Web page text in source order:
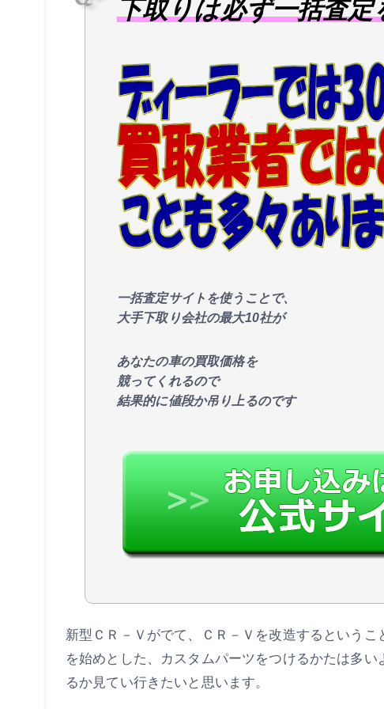
下取りは必ず一括査定
一括査定サイトを使うことで、
大手下取り会社の最大10社が
あなたの車の買取価格を
競ってくれるので
結果的に値段か吊り上るのです
新型ＣＲ－Ｖがでて、ＣＲ－Ｖを改造するという
を始めとした、カスタムパーツをつけるかたは多
るか見てい行きたいと思います。